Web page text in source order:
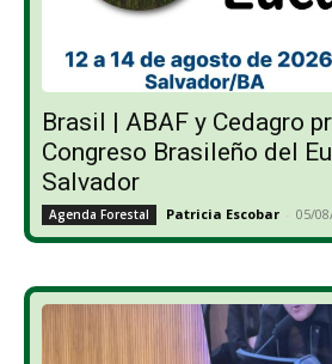
Brasil | ABAF y Cedagro
Congreso Brasileño del
Salvador
Agenda Forestal Patricia Escobar - 05/